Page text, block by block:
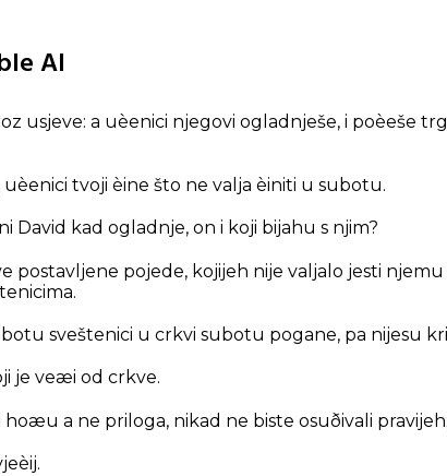
AI
usjeve: a uèenici njegovi ogladnješe, i poèeše
tvoji èine što ne valja èiniti u subotu.
David kad ogladnje, on i koji bijahu s njim?
postavljene pojede, kojijeh nije valjalo jesti njemu
sveštenici u crkvi subotu pogane, pa nijesu
je veæi od crkve.
a ne priloga, nikad ne biste osuðivali pravijeh;